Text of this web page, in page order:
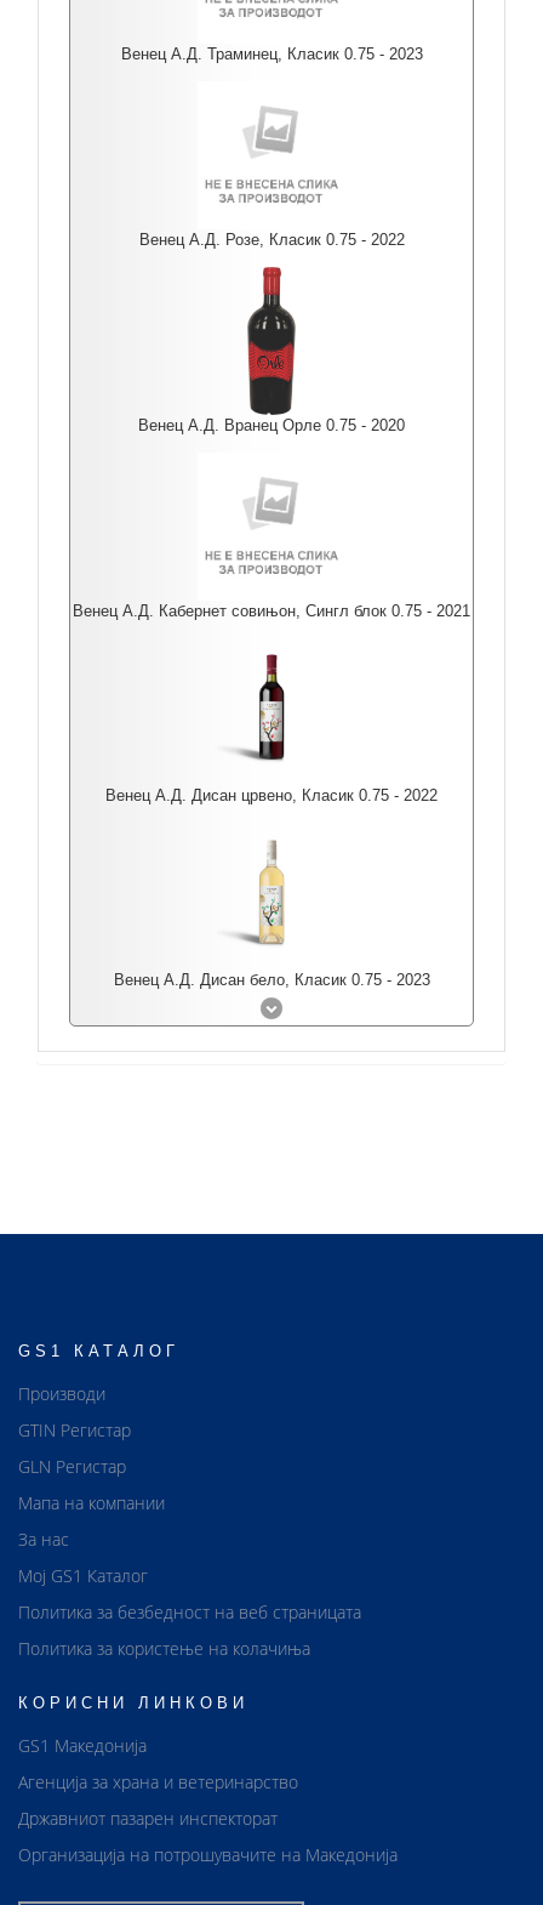
Венец А.Д. Траминец, Класик 0.75 - 2023
Венец А.Д. Розе, Класик 0.75 - 2022
Венец А.Д. Вранец Орле 0.75 - 2020
Венец А.Д. Кабернет совињон, Сингл блок 0.75 - 2021
Венец А.Д. Дисан црвено, Класик 0.75 - 2022
Венец А.Д. Дисан бело, Класик 0.75 - 2023
GS1 КАТАЛОГ
Производи
GTIN Регистар
GLN Регистар
Мапа на компании
За нас
Мој GS1 Каталог
Политика за безбедност на веб страницата
Политика за користење на колачиња
КОРИСНИ ЛИНКОВИ
GS1 Македонија
Агенција за храна и ветеринарство
Државниот пазарен инспекторат
Организација на потрошувачите на Македонија